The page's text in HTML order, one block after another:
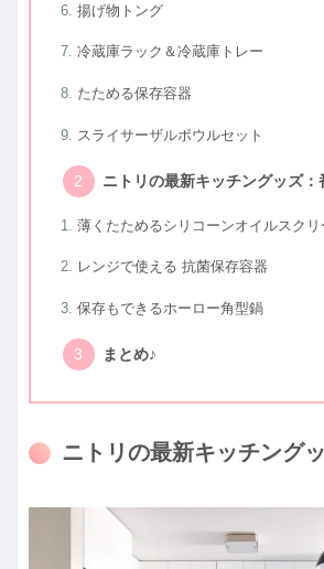
揚げ物トング
冷蔵庫ラック＆冷蔵庫トレー
たためる保存容器
スライサーザルボウルセット
ニトリの最新キッチングッズ：
薄くたためるシリコーンオイルスクリ
レンジで使える 抗菌保存容器
保存もできるホーロー角型鍋
まとめ♪
ニトリの最新キッチング